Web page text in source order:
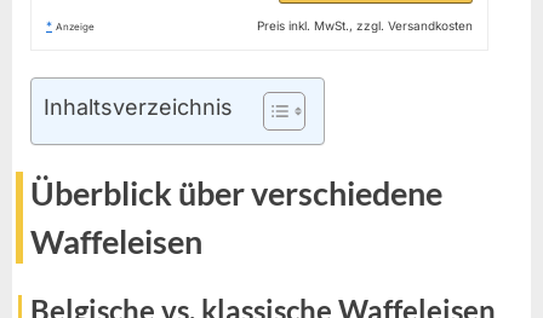
* Anzeige Preis inkl. MwSt., zzgl. Versandkosten
Inhaltsverzeichnis
Überblick über verschiedene
Waffeleisen
Belgische vs. klassische Waffeleisen